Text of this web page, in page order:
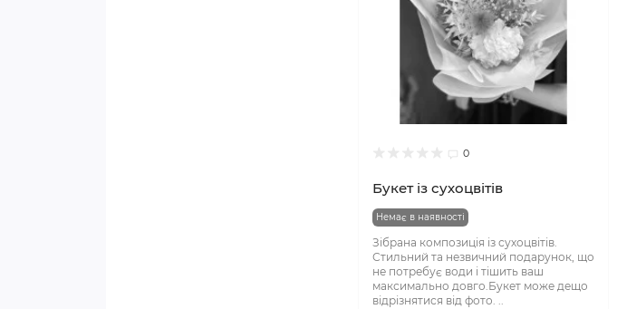
0
Букет із сухоцвітів
Немає в наявності
Зібрана композиція із сухоцвітів.
Стильний та незвичний подарунок, що
не потребує води і тішить ваш
максимально довго.Букет може дещо
відрізнятися від фото. ..